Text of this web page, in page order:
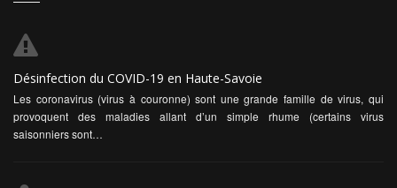
Les guêpes polistes / Polistes
Dominula ou poliste gaulois
Désinfection du COVID-19 en Haute-Savoie
Les coronavirus (virus à couronne) sont une grande famille de virus, qui
provoquent des maladies allant d’un simple rhume (certains virus
saisonniers sont…